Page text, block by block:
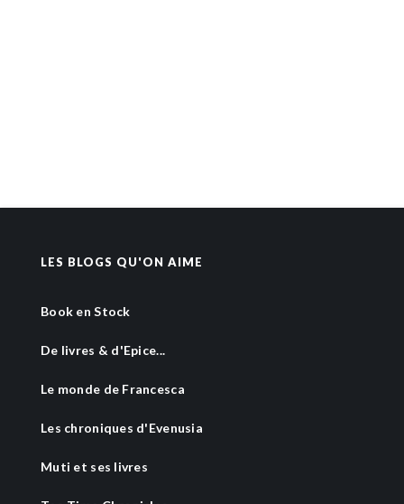
LES BLOGS QU'ON AIME
Book en Stock
De livres & d'Epice...
Le monde de Francesca
Les chroniques d'Evenusia
Muti et ses livres